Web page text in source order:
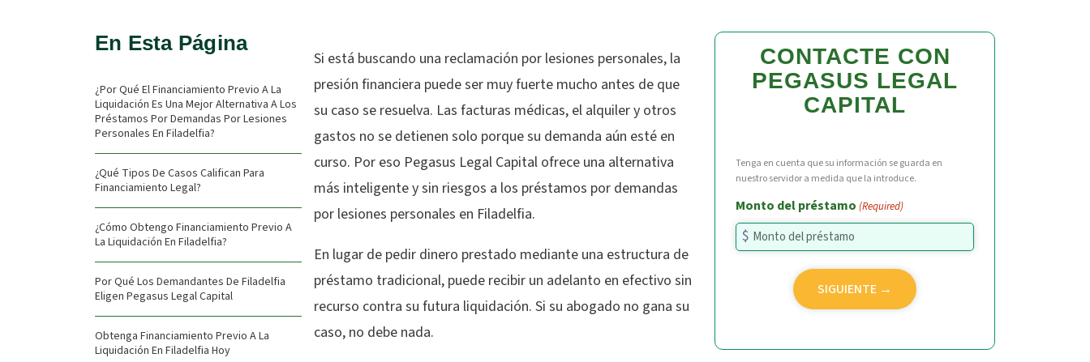
En Esta Página
¿Por Qué El Financiamiento Previo A La
Liquidación Es Una Mejor Alternativa A Los
Préstamos Por Demandas Por Lesiones
Personales En Filadelfia?
¿Qué Tipos De Casos Califican Para
Financiamiento Legal?
¿Cómo Obtengo Financiamiento Previo A
La Liquidación En Filadelfia?
Por Qué Los Demandantes De Filadelfia
Eligen Pegasus Legal Capital
Obtenga Financiamiento Previo A La
Liquidación En Filadelfia Hoy
Si está buscando una reclamación por lesiones personales, la
presión financiera puede ser muy fuerte mucho antes de que
su caso se resuelva. Las facturas médicas, el alquiler y otros
gastos no se detienen solo porque su demanda aún esté en
curso. Por eso Pegasus Legal Capital ofrece una alternativa
más inteligente y sin riesgos a los préstamos por demandas
por lesiones personales en Filadelfia.
En lugar de pedir dinero prestado mediante una estructura de
préstamo tradicional, puede recibir un adelanto en efectivo sin
recurso contra su futura liquidación. Si su abogado no gana su
caso, no debe nada.
CONTACTE CON
PEGASUS LEGAL
CAPITAL
Tenga en cuenta que su información se guarda en
nuestro servidor a medida que la introduce.
Monto del préstamo (Required)